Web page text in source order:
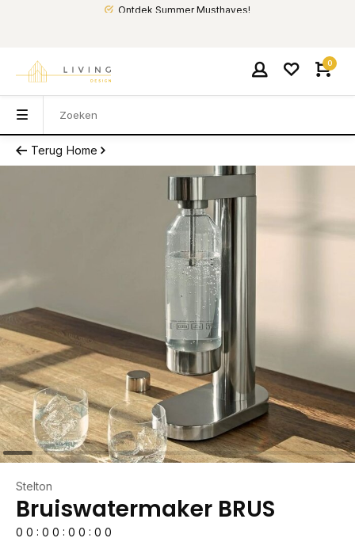
Ontdek Summer Musthaves!
0
Terug Home
Stelton
Bruiswatermaker BRUS
0 0 : 0 0 : 0 0 : 0 0